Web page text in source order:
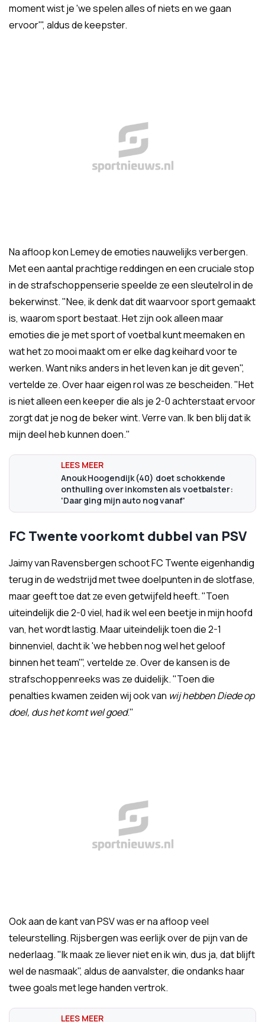
moment wist je 'we spelen alles of niets en we gaan
ervoor'", aldus de keepster.
Na afloop kon Lemey de emoties nauwelijks verbergen.
Met een aantal prachtige reddingen en een cruciale stop
in de strafschoppenserie speelde ze een sleutelrol in de
bekerwinst. "Nee, ik denk dat dit waarvoor sport gemaakt
is, waarom sport bestaat. Het zijn ook alleen maar
emoties die je met sport of voetbal kunt meemaken en
wat het zo mooi maakt om er elke dag keihard voor te
werken. Want niks anders in het leven kan je dit geven",
vertelde ze. Over haar eigen rol was ze bescheiden. "Het
is niet alleen een keeper die als je 2-0 achterstaat ervoor
zorgt dat je nog de beker wint. Verre van. Ik ben blij dat ik
mijn deel heb kunnen doen."
Anouk Hoogendijk (40) doet schokkende
onthulling over inkomsten als voetbalster:
'Daar ging mijn auto nog vanaf'
FC Twente voorkomt dubbel van PSV
Jaimy van Ravensbergen schoot FC Twente eigenhandig
terug in de wedstrijd met twee doelpunten in de slotfase,
maar geeft toe dat ze even getwijfeld heeft. "Toen
uiteindelijk die 2-0 viel, had ik wel een beetje in mijn hoofd
van, het wordt lastig. Maar uiteindelijk toen die 2-1
binnenviel, dacht ik 'we hebben nog wel het geloof
binnen het team'", vertelde ze. Over de kansen is de
strafschoppenreeks was ze duidelijk. "Toen die
penalties kwamen zeiden wij ook van wij hebben Diede op
doel, dus het komt wel goed."
Ook aan de kant van PSV was er na afloop veel
teleurstelling. Rijsbergen was eerlijk over de pijn van de
nederlaag. "Ik maak ze liever niet en ik win, dus ja, dat blijft
wel de nasmaak", aldus de aanvalster, die ondanks haar
twee goals met lege handen vertrok.